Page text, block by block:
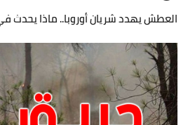
العطش يهدد شريان أوروبا.. ماذا يحدث